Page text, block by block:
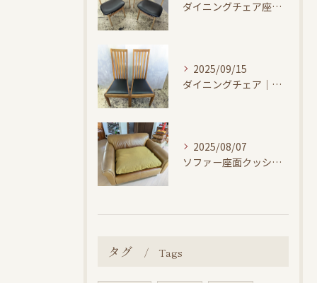
ダイニングチェア座面張替え修理
2025/09/15
ダイニングチェア｜椅子座面張替え修理
2025/08/07
ソファー座面クッション張り替え修理
タグ Tags